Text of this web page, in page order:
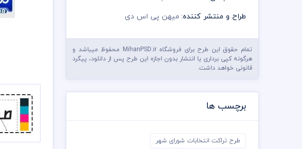
طراح و منتشر کننده: میهن پی اس دی
تمام حقوق این طرح برای فروشگاه MihanPSD.ir محفوظ میباشد و
هرگونه کپی برداری یا انتشار بدون اجازه این طرح پس از دانلود، پیگرد
قانونی خواهد داشت.
برچسب ها
طرح تراکت انتخابات شورای شهر